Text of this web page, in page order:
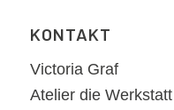
KONTAKT
Victoria Graf
Atelier die Werkstatt